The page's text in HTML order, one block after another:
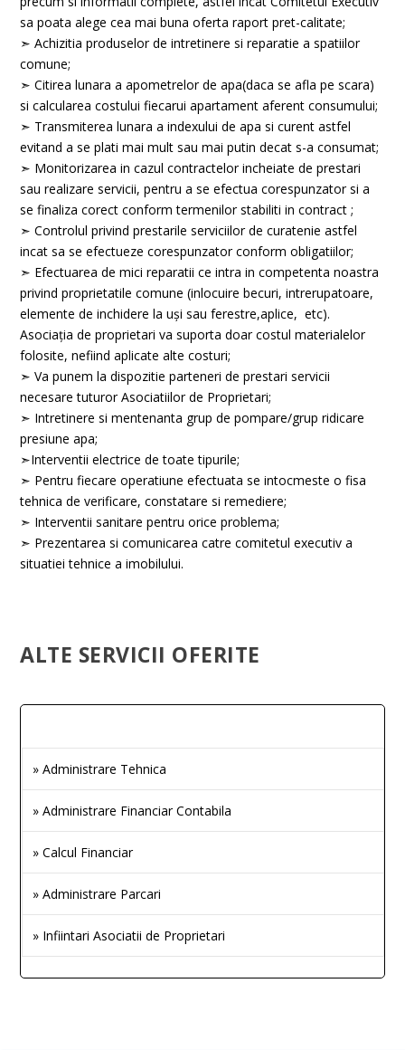
sa poata alege cea mai buna oferta raport pret-calitate;
➣ Achizitia produselor de intretinere si reparatie a spatiilor
comune;
➣ Citirea lunara a apometrelor de apa(daca se afla pe scara)
si calcularea costului fiecarui apartament aferent consumului;
➣ Transmiterea lunara a indexului de apa si curent astfel
evitand a se plati mai mult sau mai putin decat s-a consumat;
➣ Monitorizarea in cazul contractelor incheiate de prestari
sau realizare servicii, pentru a se efectua corespunzator si a
se finaliza corect conform termenilor stabiliti in contract ;
➣ Controlul privind prestarile serviciilor de curatenie astfel
incat sa se efectueze corespunzator conform obligatiilor;
➣ Efectuarea de mici reparatii ce intra in competenta noastra
privind proprietatile comune (inlocuire becuri, intrerupatoare,
elemente de inchidere la uşi sau ferestre,aplice, etc).
Asociaţia de proprietari va suporta doar costul materialelor
folosite, nefiind aplicate alte costuri;
➣ Va punem la dispozitie parteneri de prestari servicii
necesare tuturor Asociatiilor de Proprietari;
➣ Intretinere si mentenanta grup de pompare/grup ridicare
presiune apa;
➣Interventii electrice de toate tipurile;
➣ Pentru fiecare operatiune efectuata se intocmeste o fisa
tehnica de verificare, constatare si remediere;
➣ Interventii sanitare pentru orice problema;
➣ Prezentarea si comunicarea catre comitetul executiv a
situatiei tehnice a imobilului.
ALTE SERVICII OFERITE
» Administrare Tehnica
» Administrare Financiar Contabila
» Calcul Financiar
» Administrare Parcari
» Infiintari Asociatii de Proprietari